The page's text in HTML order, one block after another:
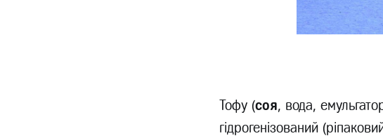
Тофу (соя, вода,
гідрогенізований